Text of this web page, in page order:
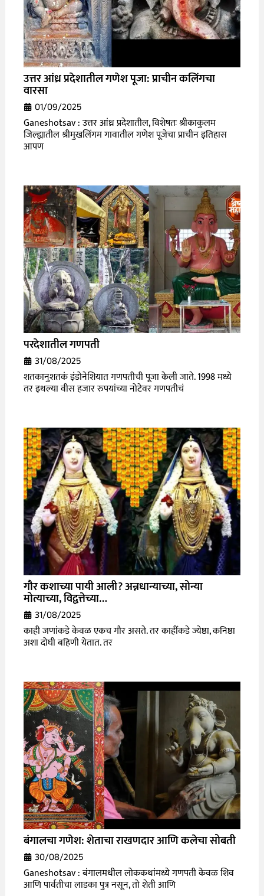
उत्तर आंध्र प्रदेशातील गणेश पूजा: प्राचीन कलिंगचा
वारसा
01/09/2025
Ganeshotsav : उत्तर आंध्र प्रदेशातील, विशेषतः श्रीकाकुलम
जिल्ह्यातील श्रीमुखलिंगम गावातील गणेश पूजेचा प्राचीन इतिहास
आपण
परदेशातील गणपती
31/08/2025
शतकानुशतकं इंडोनेशियात गणपतीची पूजा केली जाते. 1998 मध्ये
तर इथल्या वीस हजार रुपयांच्या नोटेवर गणपतीचं
गौर कशाच्या पायी आली? अन्नधान्याच्या, सोन्या
मोत्याच्या, विद्वत्तेच्या…
31/08/2025
काही जणांकडे केवळ एकच गौर असते. तर काहींकडे ज्येष्ठा, कनिष्ठा
अशा दोघी बहिणी येतात. तर
बंगालचा गणेश: शेताचा राखणदार आणि कलेचा सोबती
30/08/2025
Ganeshotsav : बंगालमधील लोककथांमध्ये गणपती केवळ शिव
आणि पार्वतीचा लाडका पुत्र नसून, तो शेती आणि